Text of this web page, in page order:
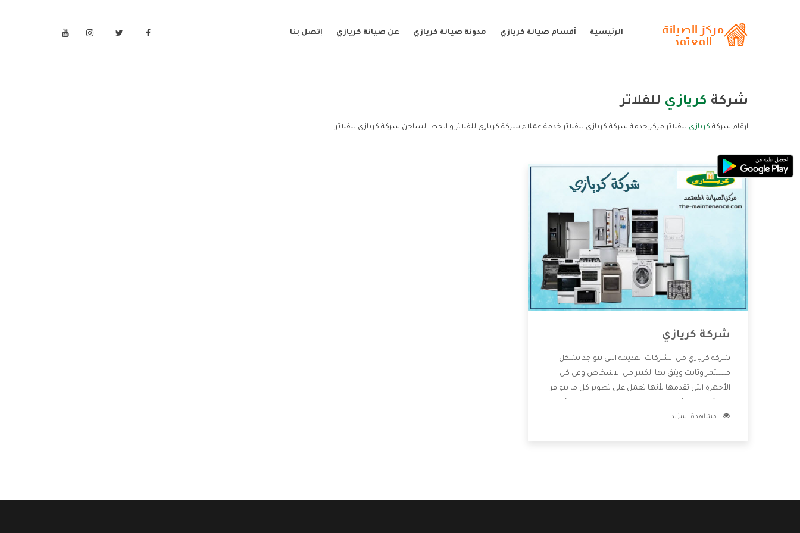
الرئيسية أقسام صيانة كريازي مدونة صيانة كريازي عن صيانة كريازي إتصل بنا
شركة كريازي للفلاتر
ارقام شركة كريازي للفلاتر مركز خدمة شركة كريازي للفلاتر خدمة عملاء شركة كريازي للفلاتر و الخط الساخن شركة كريازي للفلاتر.
شركة كريازي
شركة كريازي من الشركات القديمة التى تتواجد بشكل
مستمر وثابت ويثق بها الكثير من الاشخاص وفى كل
الأجهزة التى تقدمها لأنها تعمل على تطوير كل ما يتوافر
خدمات ما بعد البيع مع المنتجات وتقدم للعملاء أقوى
مشاهدة المزيد